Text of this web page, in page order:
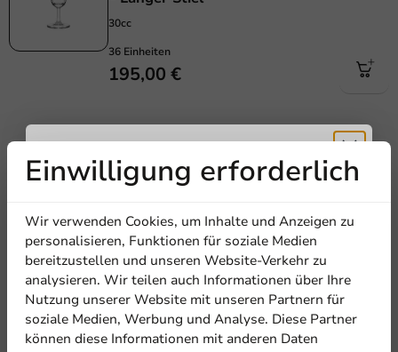
30cc
36 Einheiten
195,00 €
Einwilligung erforderlich
Wir verwenden Cookies, um Inhalte und Anzeigen zu
personalisieren, Funktionen für soziale Medien
bereitzustellen und unseren Website-Verkehr zu
analysieren. Wir teilen auch Informationen über Ihre
Nutzung unserer Website mit unseren Partnern für
soziale Medien, Werbung und Analyse. Diese Partner
können diese Informationen mit anderen Daten
Erhalten Sie
5% Rabatt
Abonnieren Sie unseren
Newsletter!